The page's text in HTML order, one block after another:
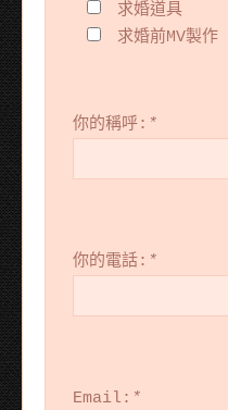
求婚道具
求婚前MV製作
你的稱呼: *
你的電話: *
Email: *